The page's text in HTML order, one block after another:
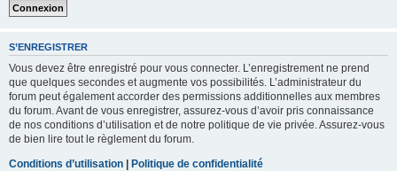
S’ENREGISTRER
Vous devez être enregistré pour vous connecter. L’enregistrement ne prend
que quelques secondes et augmente vos possibilités. L’administrateur du
forum peut également accorder des permissions additionnelles aux membres
du forum. Avant de vous enregistrer, assurez-vous d’avoir pris connaissance
de nos conditions d’utilisation et de notre politique de vie privée. Assurez-vous
de bien lire tout le règlement du forum.
Conditions d’utilisation | Politique de confidentialité